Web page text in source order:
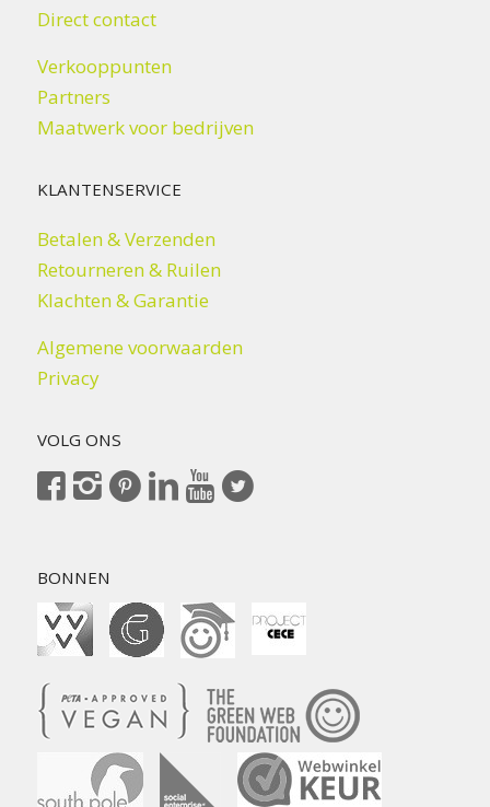
Direct contact
Verkooppunten
Partners
Maatwerk voor bedrijven
KLANTENSERVICE
Betalen & Verzenden
Retourneren & Ruilen
Klachten & Garantie
Algemene voorwaarden
Privacy
VOLG ONS
BONNEN